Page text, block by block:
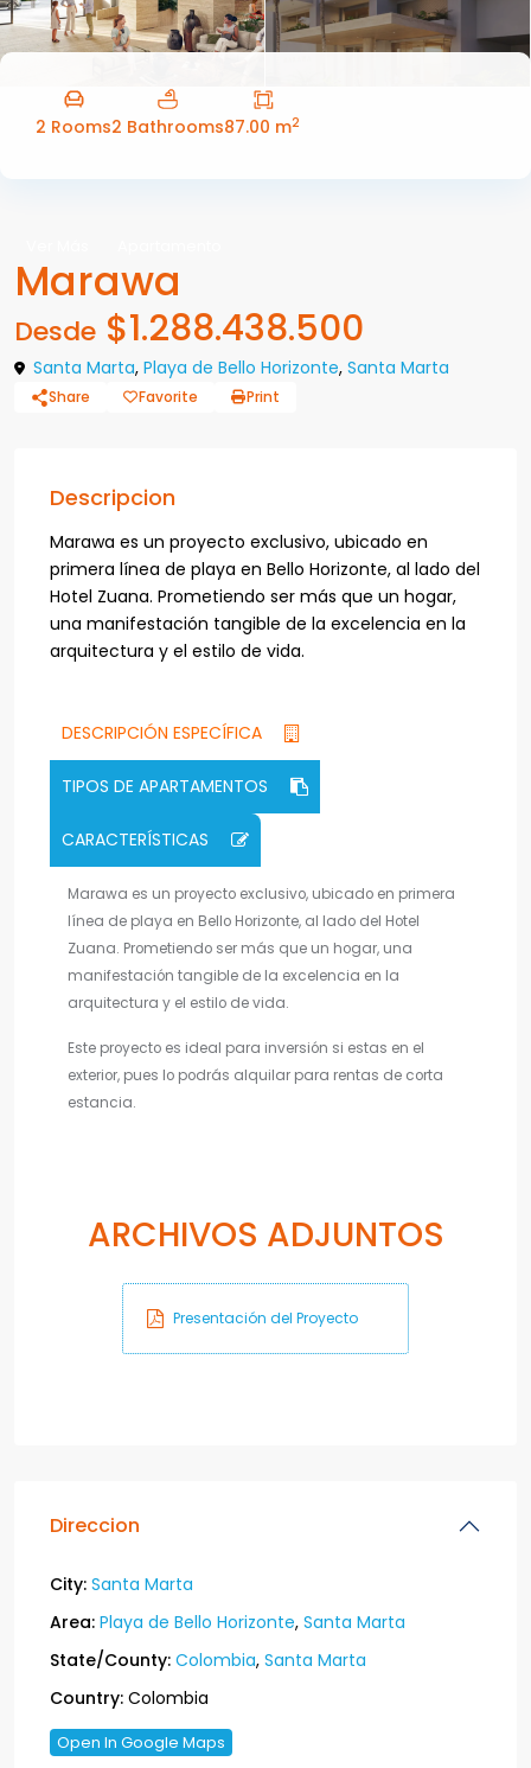
2 Rooms2 Bathrooms87.00 m2
Marawa
Desde $1.288.438.500
Santa Marta, Playa de Bello Horizonte, Santa Marta
Share Favorite Print
Descripcion
Marawa es un proyecto exclusivo, ubicado en
primera línea de playa en Bello Horizonte, al lado del
Hotel Zuana. Prometiendo ser más que un hogar,
una manifestación tangible de la excelencia en la
arquitectura y el estilo de vida.
DESCRIPCIÓN ESPECÍFICA
TIPOS DE APARTAMENTOS
CARACTERÍSTICAS
Marawa es un proyecto exclusivo, ubicado en primera
línea de playa en Bello Horizonte, al lado del Hotel
Zuana. Prometiendo ser más que un hogar, una
manifestación tangible de la excelencia en la
arquitectura y el estilo de vida.
Este proyecto es ideal para inversión si estas en el
exterior, pues lo podrás alquilar para rentas de corta
estancia.
ARCHIVOS ADJUNTOS
Presentación del Proyecto
Direccion
City: Santa Marta
Area: Playa de Bello Horizonte, Santa Marta
State/County: Colombia, Santa Marta
Country: Colombia
Open In Google Maps